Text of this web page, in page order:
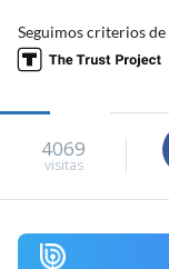
Seguimos criterios de
4069
visitas